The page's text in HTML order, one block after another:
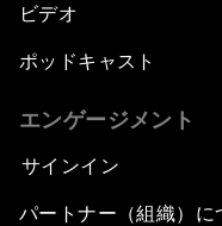
ビデオ
ポッドキャスト
エンゲージメント
サインイン
パートナー（組織）に